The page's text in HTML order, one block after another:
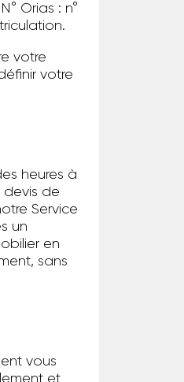
Orias : n°
votre
votre
heures à
de
Service
un
en
sans
vous
et